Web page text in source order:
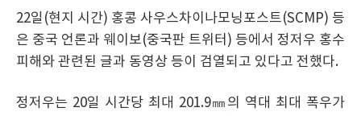
22일(현지 시간) 홍콩 사우스차이나모닝포스트(SCMP) 등
은 중국 언론과 웨이보(중국판 트위터) 등에서 정저우 홍수
피해와 관련된 글과 동영상 등이 검열되고 있다고 전했다.
정저우는 20일 시간당 최대 201.9㎜의 역대 최대 폭우가